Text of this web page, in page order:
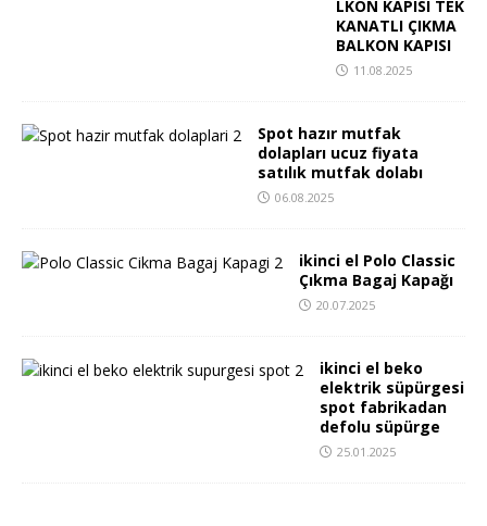
LKON KAPISI TEK
KANATLI ÇIKMA
BALKON KAPISI
11.08.2025
Spot hazır mutfak
dolapları ucuz fiyata
satılık mutfak dolabı
06.08.2025
ikinci el Polo Classic
Çıkma Bagaj Kapağı
20.07.2025
ikinci el beko
elektrik süpürgesi
spot fabrikadan
defolu süpürge
25.01.2025